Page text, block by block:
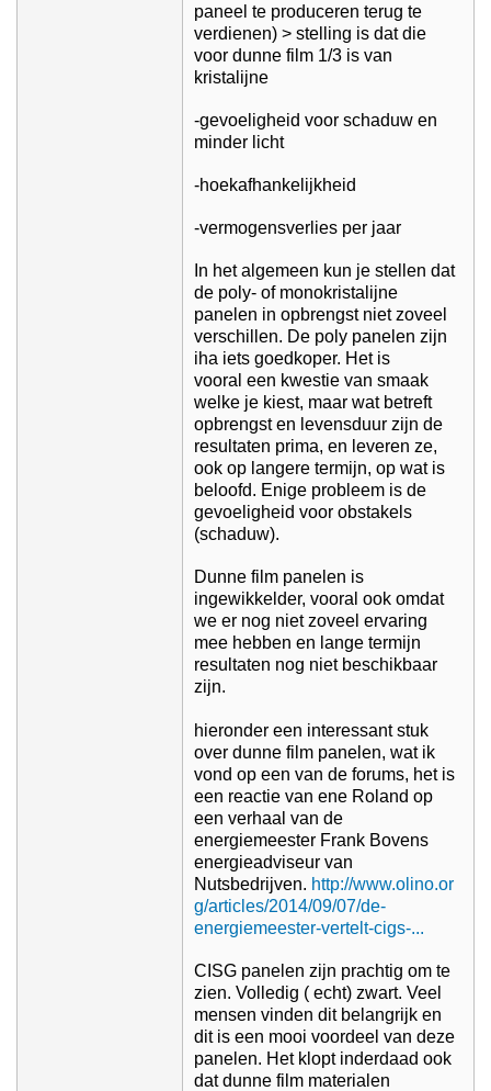
paneel te produceren terug te
verdienen) > stelling is dat die
voor dunne film 1/3 is van
kristalijne
-gevoeligheid voor schaduw en
minder licht
-hoekafhankelijkheid
-vermogensverlies per jaar
In het algemeen kun je stellen dat
de poly- of monokristalijne
panelen in opbrengst niet zoveel
verschillen. De poly panelen zijn
iha iets goedkoper. Het is
vooral een kwestie van smaak
welke je kiest, maar wat betreft
opbrengst en levensduur zijn de
resultaten prima, en leveren ze,
ook op langere termijn, op wat is
beloofd. Enige probleem is de
gevoeligheid voor obstakels
(schaduw).
Dunne film panelen is
ingewikkelder, vooral ook omdat
we er nog niet zoveel ervaring
mee hebben en lange termijn
resultaten nog niet beschikbaar
zijn.
hieronder een interessant stuk
over dunne film panelen, wat ik
vond op een van de forums, het is
een reactie van ene Roland op
een verhaal van de
energiemeester Frank Bovens
energieadviseur van
Nutsbedrijven. http://www.olino.or
g/articles/2014/09/07/de-
energiemeester-vertelt-cigs-...
CISG panelen zijn prachtig om te
zien. Volledig ( echt) zwart. Veel
mensen vinden dit belangrijk en
dit is een mooi voordeel van deze
panelen. Het klopt inderdaad ook
dat dunne film materialen